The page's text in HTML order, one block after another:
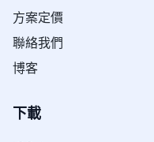
方案定價
聯絡我們
博客
下載